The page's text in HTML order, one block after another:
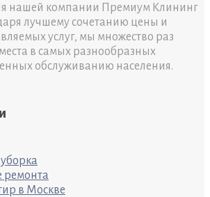
нашей компании Премиум Клининг
лучшему сочетанию цены и
услуг, мы множество раз
в самых разнообразных
обслуживанию населения.
ремонта
в Москве